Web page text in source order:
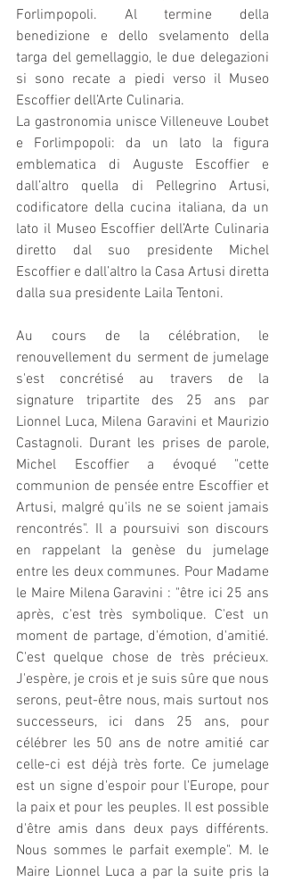
Forlimpopoli. Al termine della
benedizione e dello svelamento della
targa del gemellaggio, le due delegazioni
si sono recate a piedi verso il Museo
Escoffier dell’Arte Culinaria.
La gastronomia unisce Villeneuve Loubet
e Forlimpopoli: da un lato la figura
emblematica di Auguste Escoffier e
dall’altro quella di Pellegrino Artusi,
codificatore della cucina italiana, da un
lato il Museo Escoffier dell’Arte Culinaria
diretto dal suo presidente Michel
Escoffier e dall’altro la Casa Artusi diretta
dalla sua presidente Laila Tentoni.
Au cours de la célébration, le
renouvellement du serment de jumelage
s'est concrétisé au travers de la
signature tripartite des 25 ans par
Lionnel Luca, Milena Garavini et Maurizio
Castagnoli. Durant les prises de parole,
Michel Escoffier a évoqué "cette
communion de pensée entre Escoffier et
Artusi, malgré qu'ils ne se soient jamais
rencontrés". Il a poursuivi son discours
en rappelant la genèse du jumelage
entre les deux communes. Pour Madame
le Maire Milena Garavini : "être ici 25 ans
après, c'est très symbolique. C'est un
moment de partage, d'émotion, d'amitié.
C'est quelque chose de très précieux.
J'espère, je crois et je suis sûre que nous
serons, peut-être nous, mais surtout nos
successeurs, ici dans 25 ans, pour
célébrer les 50 ans de notre amitié car
celle-ci est déjà très forte. Ce jumelage
est un signe d'espoir pour l'Europe, pour
la paix et pour les peuples. Il est possible
d'être amis dans deux pays différents.
Nous sommes le parfait exemple". M. le
Maire Lionnel Luca a par la suite pris la